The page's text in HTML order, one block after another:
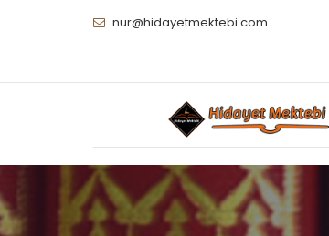
nur@hidayetmektebi.com